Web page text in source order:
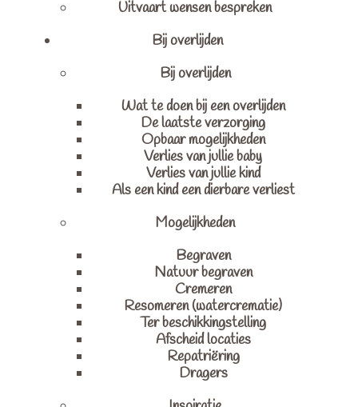
Uitvaart wensen bespreken
Bij overlijden
Bij overlijden
Wat te doen bij een overlijden
De laatste verzorging
Opbaar mogelijkheden
Verlies van jullie baby
Verlies van jullie kind
Als een kind een dierbare verliest
Mogelijkheden
Begraven
Natuur begraven
Cremeren
Resomeren (watercrematie)
Ter beschikkingstelling
Afscheid locaties
Repatriëring
Dragers